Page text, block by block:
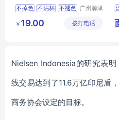
EM定做
不掉色 不沾杯 不褪色 广州源泽
公司
￥ 19.00 拨打电话
Nielsen Indonesia的研究表明
线交易达到了11.6万亿印尼盾
商务协会设定的目标。